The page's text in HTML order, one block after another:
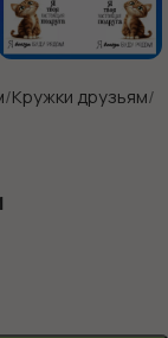
Кружки друзьям